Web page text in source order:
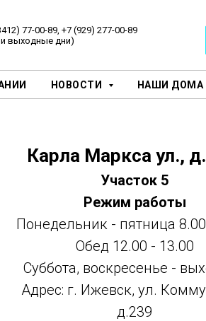
77-00-89, +7 (929) 277-00-89
и выходные дни)
НОВОСТИ НАШИ ДОМА
Карла Маркса ул.,
Участок 5
Режим работы
Понедельник - пятница
Обед 12.00 - 13.00
Суббота, воскресенье -
Адрес: г. Ижевск, ул.
д.239